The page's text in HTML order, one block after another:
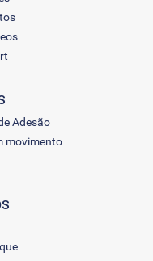
Adesão
movimento